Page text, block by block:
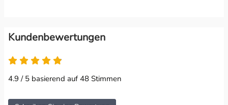
Kundenbewertungen
4.9 / 5 basierend auf 48 Stimmen